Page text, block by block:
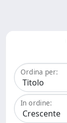
Ordina per:
In ordine: